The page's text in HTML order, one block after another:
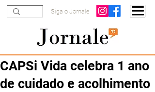
Siga o Jornale
CAPSi Vida celebra 1 ano
de cuidado e acolhimento